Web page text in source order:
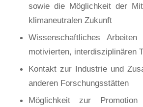
sowie die Möglichkeit der
klimaneutralen Zukunft
Wissenschaftliches
motivierten, interdisziplinären
Kontakt zur Industrie und
anderen Forschungsstätten
Möglichkeit zur